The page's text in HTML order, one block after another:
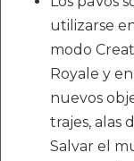
utilizarse
modo
Royale y
nuevos
trajes, alas
Salvar el